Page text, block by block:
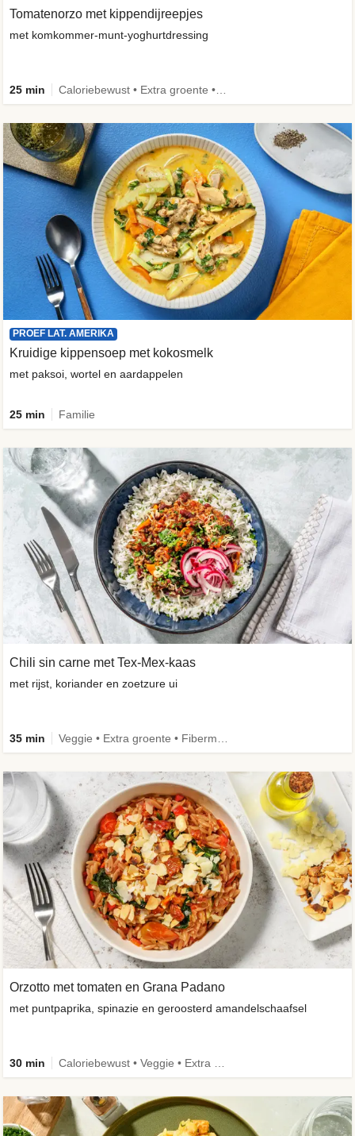
Tomatenorzo met kippendijreepjes
met komkommer-munt-yoghurtdressing
25 min
PROEF LAT. AMERIKA
Kruidige kippensoep met kokosmelk
met paksoi, wortel en aardappelen
25 min Familie
Chili sin carne met Tex-Mex-kaas
met rijst, koriander en zoetzure ui
35 min
Orzotto met tomaten en Grana Padano
met puntpaprika, spinazie en geroosterd amandelschaafsel
30 min